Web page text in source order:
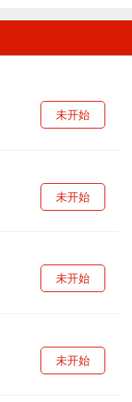
未开始
未开始
未开始
未开始